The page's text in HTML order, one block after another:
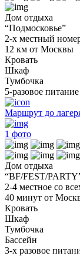
Дом отдыха
“Подмосковье”
2-х местный
12 км от Москвы
Кровать
Шкаф
Тумбочка
5-разовое питание
Маршрут до
1 фото
Дом отдыха
“BF/FEST/
2-4 местное со
40 минут от
Кровать
Шкаф
Тумбочка
Бассейн
3-х разовое